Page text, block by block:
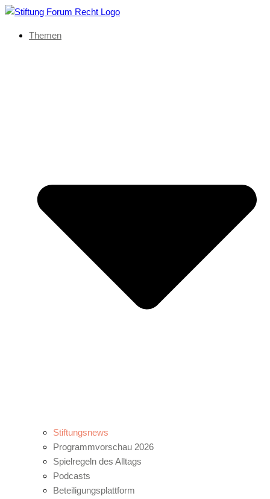
Themen
Stiftungsnews
Programmvorschau 2026
Spielregeln des Alltags
Podcasts
Beteiligungsplattform